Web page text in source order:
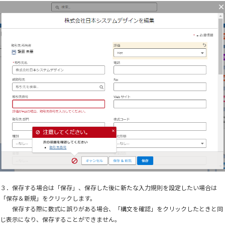
３．保存する場合は「保存」、保存した後に新たな入力規則を設定したい場合は
「保存＆新規」をクリックします。
保存する際に数式に誤りがある場合、「構文を確認」をクリックしたときと同
じ表示になり、保存することができません。